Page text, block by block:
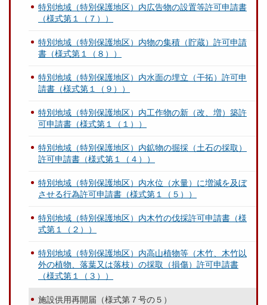
特別地域（特別保護地区）内広告物の設置等許可申請書
（様式第１（７））
特別地域（特別保護地区）内物の集積（貯蔵）許可申請
書（様式第１（８））
特別地域（特別保護地区）内水面の埋立（干拓）許可申
請書（様式第１（９））
特別地域（特別保護地区）内工作物の新（改、増）築許
可申請書（様式第１（１））
特別地域（特別保護地区）内鉱物の掘採（土石の採取）
許可申請書（様式第１（４））
特別地域（特別保護地区）内水位（水量）に増減を及ぼ
させる行為許可申請書（様式第１（５））
特別地域（特別保護地区）内木竹の伐採許可申請書（様
式第１（２））
特別地域（特別保護地区）内高山植物等（木竹、木竹以
外の植物、落葉又は落枝）の採取（損傷）許可申請書
（様式第１（３））
施設供用再開届（様式第７号の５）